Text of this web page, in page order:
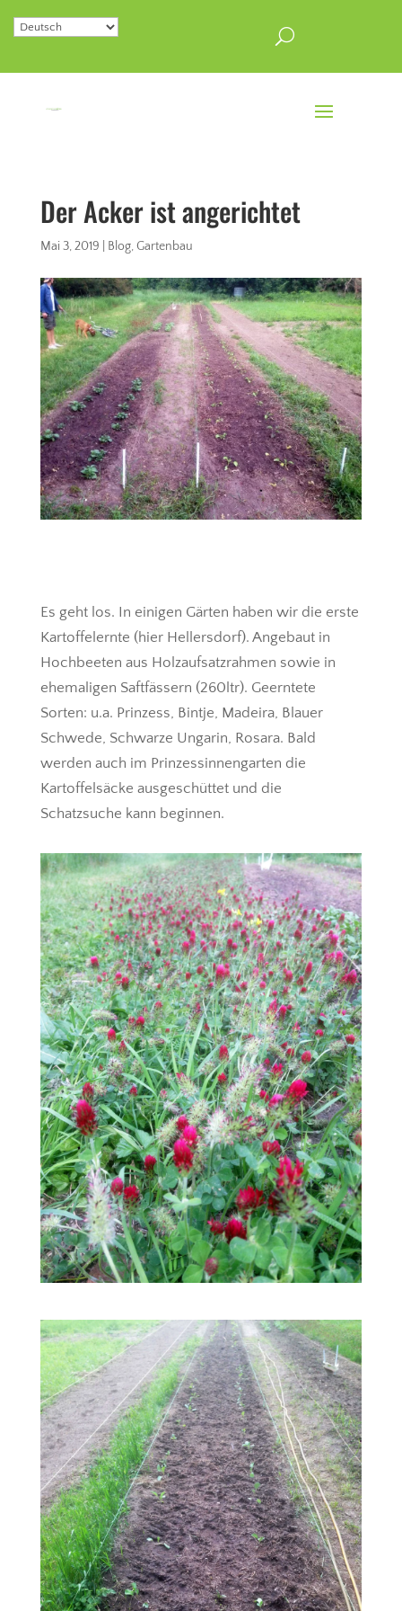
Der Acker ist angerichtet
Mai 3, 2019 Blog,Gartenbau
Es geht los. In einigen Gärten haben wir die erste
Kartoffelernte (hier Hellersdorf). Angebaut in
Hochbeeten aus Holzaufsatzrahmen sowie in
ehemaligen Saftfässern (260ltr). Geerntete
Sorten: u.a. Prinzess, Bintje, Madeira, Blauer
Schwede, Schwarze Ungarin, Rosara. Bald
werden auch im Prinzessinnengarten die
Kartoffelsäcke ausgeschüttet und die
Schatzsuche kann beginnen.